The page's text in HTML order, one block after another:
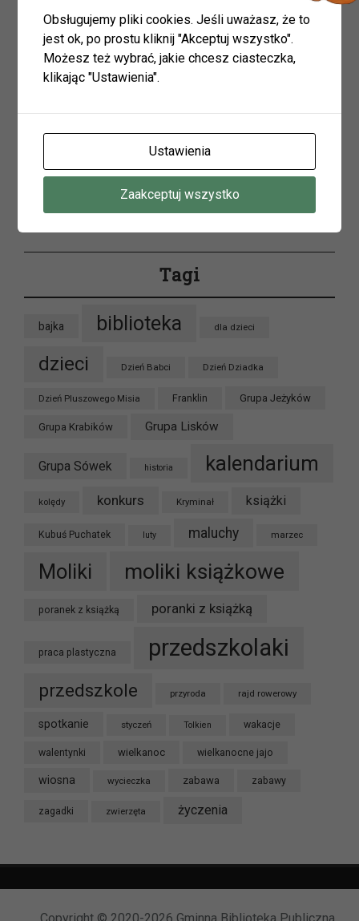
Wyszukiwarka
Archiwum
Tagi
bajka biblioteka dla dzieci
dzieci Dzień Babci Dzień Dziadka
Dzień Pluszowego Misia Franklin Grupa Jeżyków
Grupa Krabików Grupa Lisków
Grupa Sówek historia kalendarium
kolędy konkurs Kryminał książki
Kubuś Puchatek luty maluchy marzec
Moliki moliki książkowe
poranek z książką poranki z książką
praca plastyczna przedszkolaki
przedszkole przyroda rajd rowerowy
spotkanie styczeń Tolkien wakacje
walentynki wielkanoc wielkanocne jajo
wiosna wycieczka zabawa zabawy
zagadki zwierzęta życzenia
Obsługujemy pliki cookies. Jeśli uważasz, że to
jest ok, po prostu kliknij "Akceptuj wszystko".
Możesz też wybrać, jakie chcesz ciasteczka,
klikając "Ustawienia".
Ustawienia
Zaakceptuj wszystko